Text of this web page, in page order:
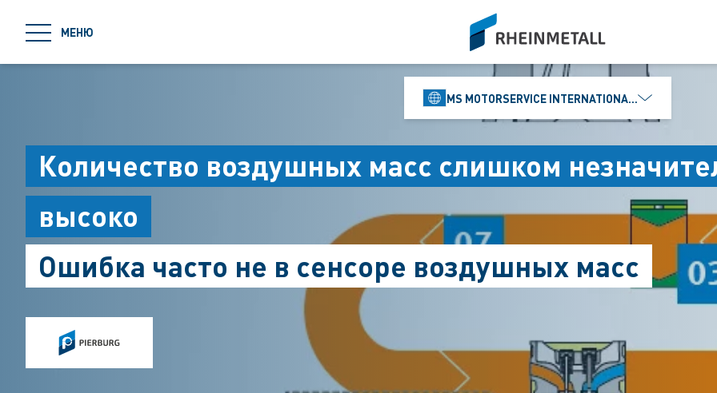
МЕНЮ
siteLogo
MS MOTORSERVICE INTERNATIONAL GMBH
Количество воздушных масс слишком
высоко
Ошибка часто не в сенсоре воздушных масс